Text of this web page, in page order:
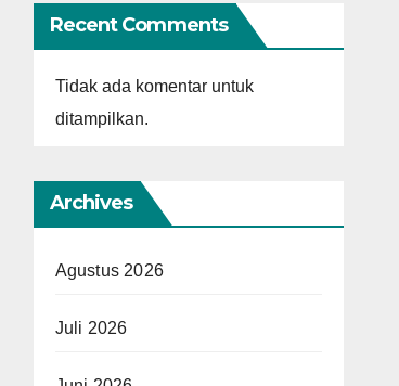
Recent Comments
Tidak ada komentar untuk
ditampilkan.
Archives
Agustus 2026
Juli 2026